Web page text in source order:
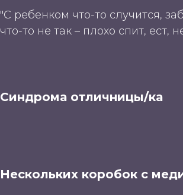
"С ребенком что-то случится,
что-то не так – плохо спит, ест,
Синдрома отличницы/ка
Нескольких коробок с